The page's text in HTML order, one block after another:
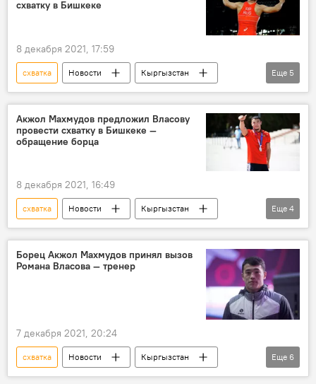
схватку в Бишкеке
8 декабря 2021, 17:59
схватка Новости
Кыргызстан
спорт
Роман Власов
Акжол Махмудов
борьба Бишкек
Еще 5
Акжол Махмудов предложил Власову
провести схватку в Бишкеке —
обращение борца
8 декабря 2021, 16:49
схватка Новости
Кыргызстан
спорт
Акжол Махмудов
Роман Власов
Бишкек
Еще 4
Борец Акжол Махмудов принял вызов
Романа Власова — тренер
7 декабря 2021, 20:24
схватка Новости
Кыргызстан
спорт
Акжол Махмудов
Еще 6